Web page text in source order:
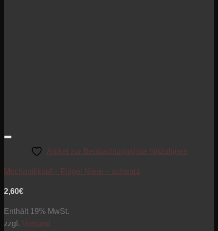
Artikel zur Beobachtungsliste hinzufügen
Mechanikkopf – Flügel Niere – schwarz
2,60€
Enthält 19% MwSt.
zzgl. Versand